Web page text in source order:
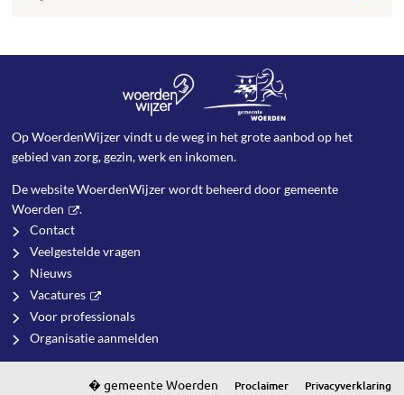
Op WoerdenWijzer vindt u de weg in het grote aanbod op het
gebied van zorg, gezin, werk en inkomen.
De website WoerdenWijzer wordt beheerd doorgemeente
Woerden
.
Contact
Veelgestelde vragen
Nieuws
Vacatures
Voor professionals
Organisatie aanmelden
Proclaimer Privacyverklaring